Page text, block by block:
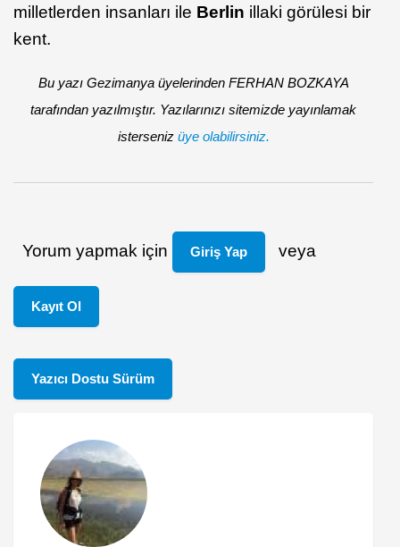
milletlerden insanları ile Berlin illaki görülesi bir
kent.
Bu yazı Gezimanya üyelerinden FERHAN BOZKAYA
tarafından yazılmıştır. Yazılarınızı sitemizde yayınlamak
isterseniz üye olabilirsiniz.
Yorum yapmak için Giriş Yap veya
Kayıt Ol
Yazıcı Dostu Sürüm